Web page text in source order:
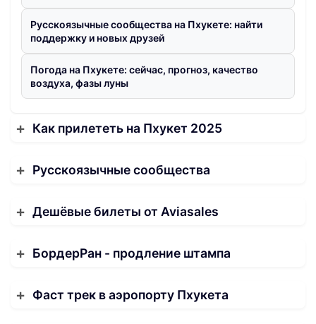
Русскоязычные сообщества на Пхукете: найти
поддержку и новых друзей
Погода на Пхукете: сейчас, прогноз, качество
воздуха, фазы луны
Как прилететь на Пхукет 2025
Русскоязычные сообщества
Дешёвые билеты от Aviasales
БордерРан - продление штампа
Фаст трек в аэропорту Пхукета